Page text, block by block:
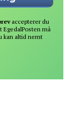
accepterer du
må
kan altid nemt